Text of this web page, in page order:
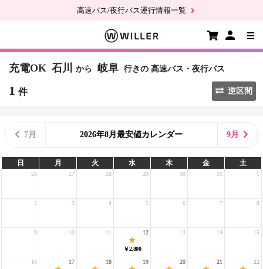
高速バス/夜行バス運行情報一覧
充電OK 石川 から 岐阜 行きの 高速バス・夜行バス
1 件 逆区間
7月 2026年8月最安値カレンダー 9月
日 月 火 水 木 金 土
26 27 28 29 30 31 1
2 3 4 5 6 7 8
9 10 11
￥2,800
12 13 14 15
16 17 18 19 20 21 22